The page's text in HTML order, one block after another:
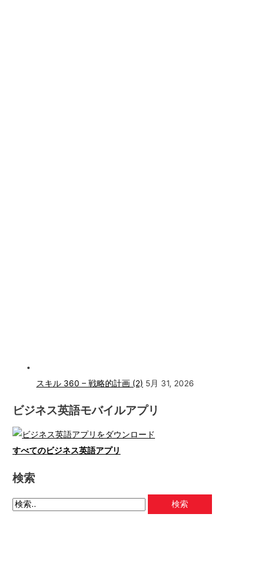
スキル 360 – 戦略的計画 (2) 5月 31, 2026
ビジネス英語モバイルアプリ
すべてのビジネス英語アプリ
検索